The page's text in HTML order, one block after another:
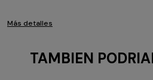
Más detalles
TAMBIEN